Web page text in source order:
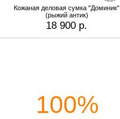
Кожаная деловая сумка "Доминик"
(рыжий антик)
18 900 р.
100%